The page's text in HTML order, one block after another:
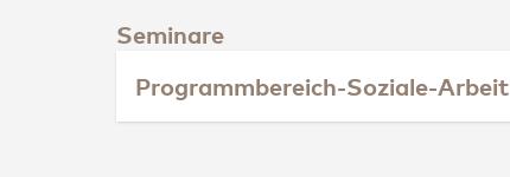
Seminare
Programmbereich-Soziale-Arbeit